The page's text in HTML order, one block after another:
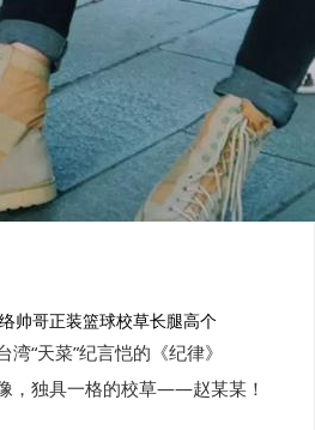
帅哥正装篮球校草长腿高个
“天菜”纪言恺的《纪律》
，独具一格的校草——赵某某！